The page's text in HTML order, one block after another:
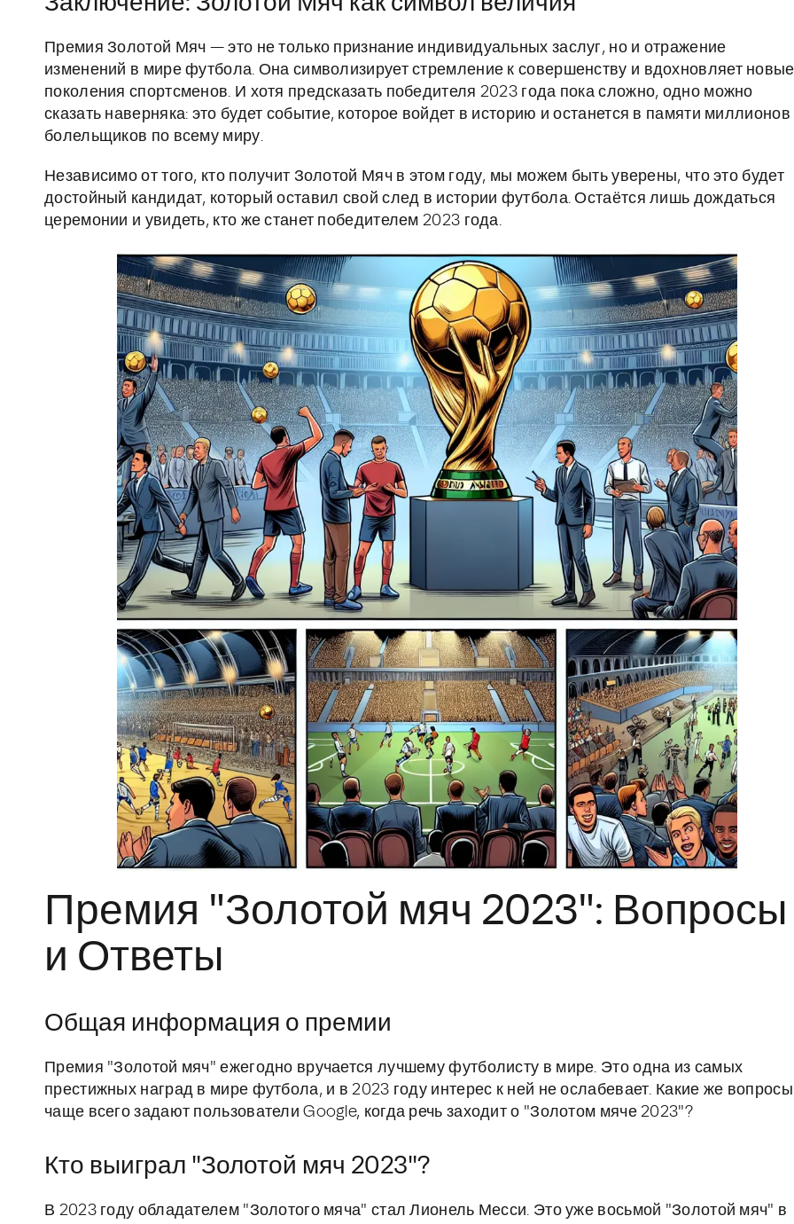
Премия Золотой Мяч — это не только признание индивидуальных заслуг, но и отражение
изменений в мире футбола. Она символизирует стремление к совершенству и вдохновляет новые
поколения спортсменов. И хотя предсказать победителя 2023 года пока сложно, одно можно
сказать наверняка: это будет событие, которое войдет в историю и останется в памяти миллионов
болельщиков по всему миру.
Независимо от того, кто получит Золотой Мяч в этом году, мы можем быть уверены, что это будет
достойный кандидат, который оставил свой след в истории футбола. Остаётся лишь дождаться
церемонии и увидеть, кто же станет победителем 2023 года.
Премия "Золотой мяч 2023": Вопросы
и Ответы
Общая информация о премии
Премия "Золотой мяч" ежегодно вручается лучшему футболисту в мире. Это одна из самых
престижных наград в мире футбола, и в 2023 году интерес к ней не ослабевает. Какие же вопросы
чаще всего задают пользователи Google, когда речь заходит о "Золотом мяче 2023"?
Кто выиграл "Золотой мяч 2023"?
В 2023 году обладателем "Золотого мяча" стал Лионель Месси. Это уже восьмой "Золотой мяч" в